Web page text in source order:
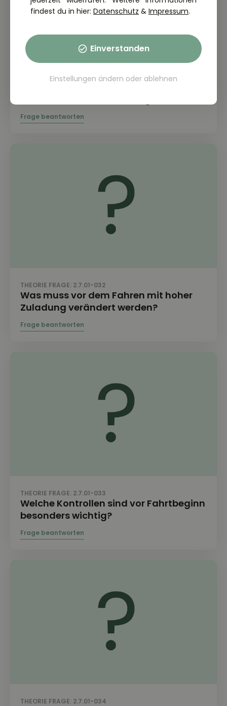
THEORIE FRAGE: 2.7.01-031
Was kann geschehen, wenn ein
THEORIE FRAGE: 2.7.01-032
Was muss vor dem Fahren mit hoher
Zuladung verändert werden?
THEORIE FRAGE: 2.7.01-033
Welche Kontrollen sind vor Fahrtbeginn
besonders wichtig?
THEORIE FRAGE: 2.7.01-034
findest du in hier: Datenschutz & Impressum.
Einverstanden
Einstellungen ändern oder ablehnen